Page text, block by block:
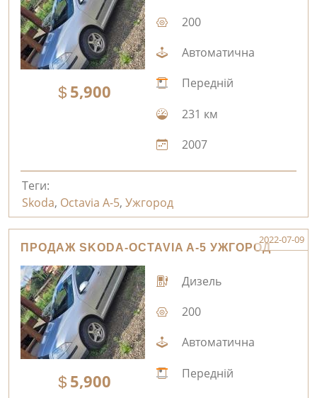
5,900
200
Автоматична
Передній
231 км
2007
Теги:
Skoda, Octavia A-5, Ужгород
ПРОДАЖ SKODA-OCTAVIA A-5 УЖГОРОД
2022-07-09
5,900
Дизель
200
Автоматична
Передній